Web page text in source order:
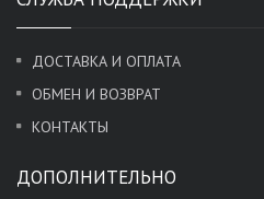
ДОСТАВКА И ОПЛАТА
ОБМЕН И ВОЗВРАТ
КОНТАКТЫ
ДОПОЛНИТЕЛЬНО